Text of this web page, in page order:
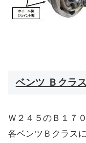
ベンツ Ｂクラ
Ｗ２４５のＢ１７
各ベンツＢクラス